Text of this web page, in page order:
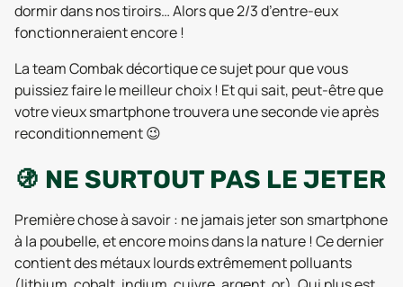
dormir dans nos tiroirs… Alors que 2/3 d’entre-eux
fonctionneraient encore !
La team Combak décortique ce sujet pour que vous
puissiez faire le meilleur choix ! Et qui sait, peut-être que
votre vieux smartphone trouvera une seconde vie après
reconditionnement 😉
🚯 NE SURTOUT PAS LE JETER
Première chose à savoir : ne jamais jeter son smartphone
à la poubelle, et encore moins dans la nature ! Ce dernier
contient des métaux lourds extrêmement polluants